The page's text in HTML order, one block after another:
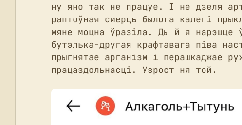
ну яно так не працуе. І не дзеля
раптоўная смерць былога калегі
мяне моцна ўразіла. Ды й я нарэшце
бутэлька-другая крафтавага піва
прыгнятае арганізм і перашкаджае
працаздольнасці. Узрост ня той.